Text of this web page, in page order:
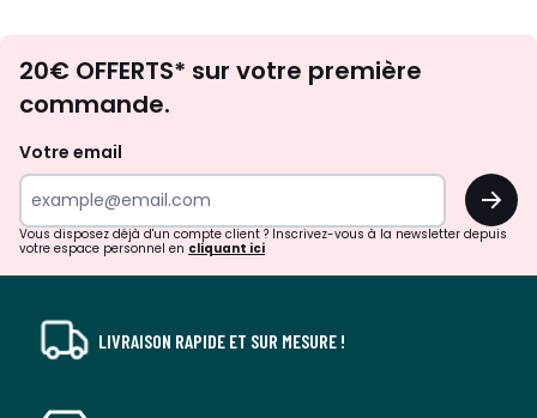
d'inspirations
surprises?
20€ OFFERTS* sur votre première
commande.
Votre email
OK
Vous disposez déjà d'un compte client ? Inscrivez-vous à la newsletter depuis
votre espace personnel en cliquant ici
LIVRAISON RAPIDE ET SUR MESURE !